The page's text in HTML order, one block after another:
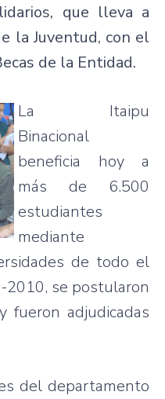
que lleva a
la Juventud, con el
de la Entidad.
La Itaipu
Binacional
beneficia hoy a
más de 6.500
estudiantes
mediante
de todo el
2010, se postularon
fueron adjudicadas
del departamento